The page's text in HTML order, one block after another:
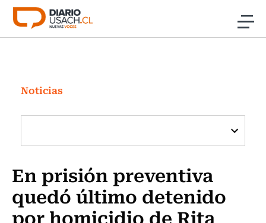
Click acá para ir directamente al contenido
Investigación
Cultura
Programas Radio y TV Usach
Noticias
En prisión preventiva
quedó último detenido
por homicidio de Rita